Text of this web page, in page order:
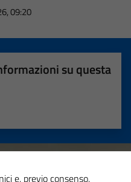
09:20
su questa
5
e, previo consenso,